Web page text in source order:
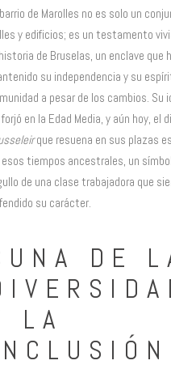
de Marolles no es solo un
y edificios; es un testamento
de Bruselas, un enclave que
su independencia y su
a pesar de los cambios. Su
en la Edad Media, y aún hoy, el
que resuena en sus plazas
esos tiempos ancestrales, un
de una clase trabajadora que
su carácter.
DE
LA